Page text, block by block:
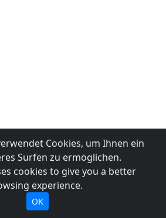
Cookies, um Ihnen ein
Surfen zu ermöglichen.
cookies to give you a better
experience.
OK